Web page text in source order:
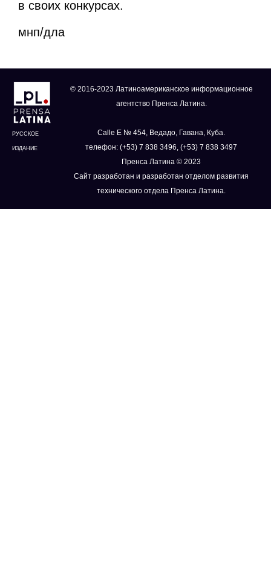
в своих конкурсах.
мнп/дла
РУССКОЕ
ИЗДАНИЕ
© 2016-2023 Латиноамериканское информационное
агентство Пренса Латина.
Calle E № 454, Ведадо, Гавана, Куба.
телефон: (+53) 7 838 3496, (+53) 7 838 3497
Пренса Латина © 2023
Сайт разработан и разработан отделом развития
технического отдела Пренса Латина.